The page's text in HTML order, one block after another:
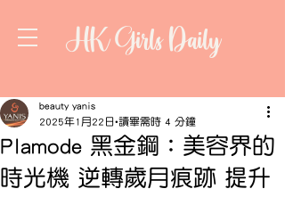
HK Girls Daily
Plamode 黑金鋼：美容界的
時光機 逆轉歲月痕跡 提升
beauty yanis
2025年1月22日 讀畢需時 4 分鐘